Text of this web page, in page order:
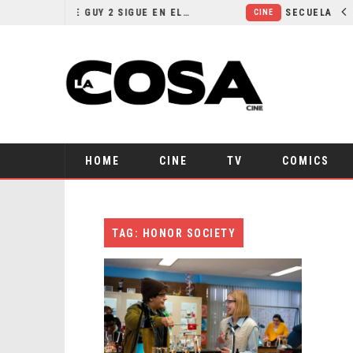
¿POR QUÉ FREE GUY 2 SIGUE EN EL LIMBO?
HOME CINE TV COMICS
TAG: HONOR SOCIETY